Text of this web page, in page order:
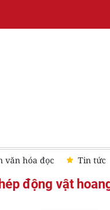
văn hóa đọc Tin tức
động vật